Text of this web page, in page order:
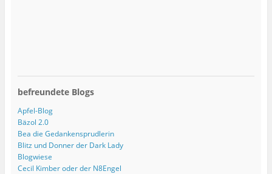
befreundete Blogs
Apfel-Blog
Bäzol 2.0
Bea die Gedankensprudlerin
Blitz und Donner der Dark Lady
Blogwiese
Cecil Kimber oder der N8Engel